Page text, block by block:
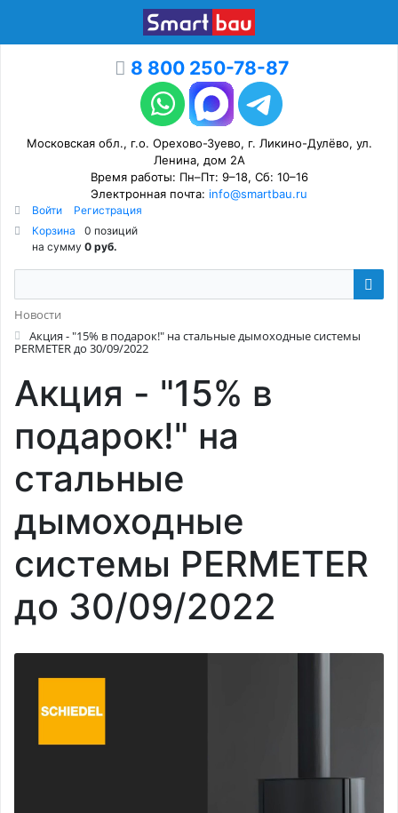
8 800 250-78-87
Московская обл., г.о. Орехово-Зуево, г. Ликино-Дулёво, ул.
Ленина, дом 2А
Время работы: Пн–Пт: 9–18, Сб: 10–16
Электронная почта: info@smartbau.ru
Войти
Регистрация
Корзина
0 позиций
на сумму 0 руб.
Новости
Акция - "15% в подарок!" на стальные дымоходные системы
PERMETER до 30/09/2022
Акция - "15% в
подарок!" на
стальные
дымоходные
системы PERMETER
до 30/09/2022